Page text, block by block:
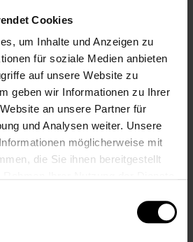
Cookies
um Inhalte und Anzeigen zu
für soziale Medien anbieten
auf unsere Website zu
geben wir Informationen zu Ihrer
an unsere Partner für
und Analysen weiter. Unsere
möglicherweise mit
die Sie ihnen bereitgestellt